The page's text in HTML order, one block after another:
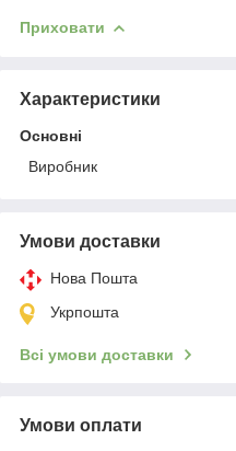
Приховати
Характеристики
Основні
Виробник
Умови доставки
Нова Пошта
Укрпошта
Всі умови доставки
Умови оплати